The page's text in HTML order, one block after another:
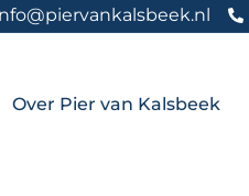
Over Pier van Kalsbeek